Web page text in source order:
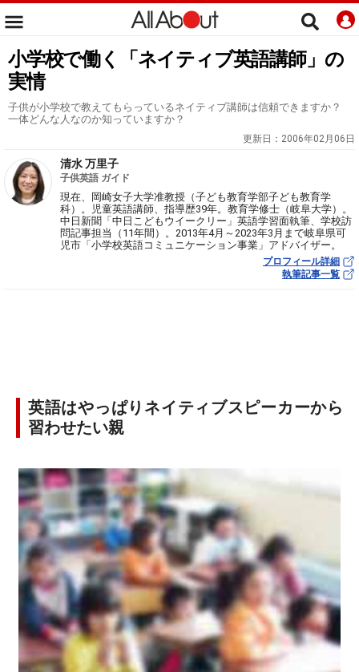
小学校で働く「ネイティブ英語講師」の
実情
子供が小学校で教えてもらっているネイティブ講師は信頼できますか？
一体どんな人なのか知っていますか？
更新日： 2006年02月06日
清水 万里子
子供英語 ガイド
現在、岡崎女子大学准教授（子ども教育学部子ども教育学
科）。児童英語講師、指導歴39年。教育学修士（岐阜大学）。
中日新聞「中日こどもウイークリー」英語学習面執筆、学校訪
問記事担当（11年間）。2013年4月～2023年3月まで岐阜県可
児市「小学校英語コミュニケーション事業」アドバイザー。
プロフィール詳細
執筆記事一覧
英語はやっぱりネイティブスピーカーから
習わせたい親